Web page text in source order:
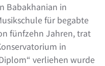
Babakhanian in
für begabte
fünfzehn Jahren, trat
in
verliehen wurde